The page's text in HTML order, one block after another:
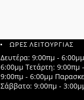
ΩΡΕΣ ΛΕΙΤΟΥΡΓΙΑΣ
Δευτέρα: 9:00πμ -
6:00μμ Τετάρτη: 9:00πμ
9:00πμ - 6:00μμ
Σάββατο: 9:00πμ -